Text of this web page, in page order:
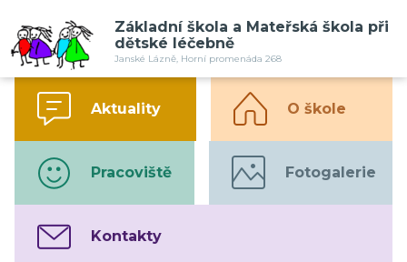
Základní škola a Mateřská škola při
dětské léčebně
Janské Lázně, Horní promenáda 268
Aktuality O škole
Pracoviště Fotogalerie
Kontakty